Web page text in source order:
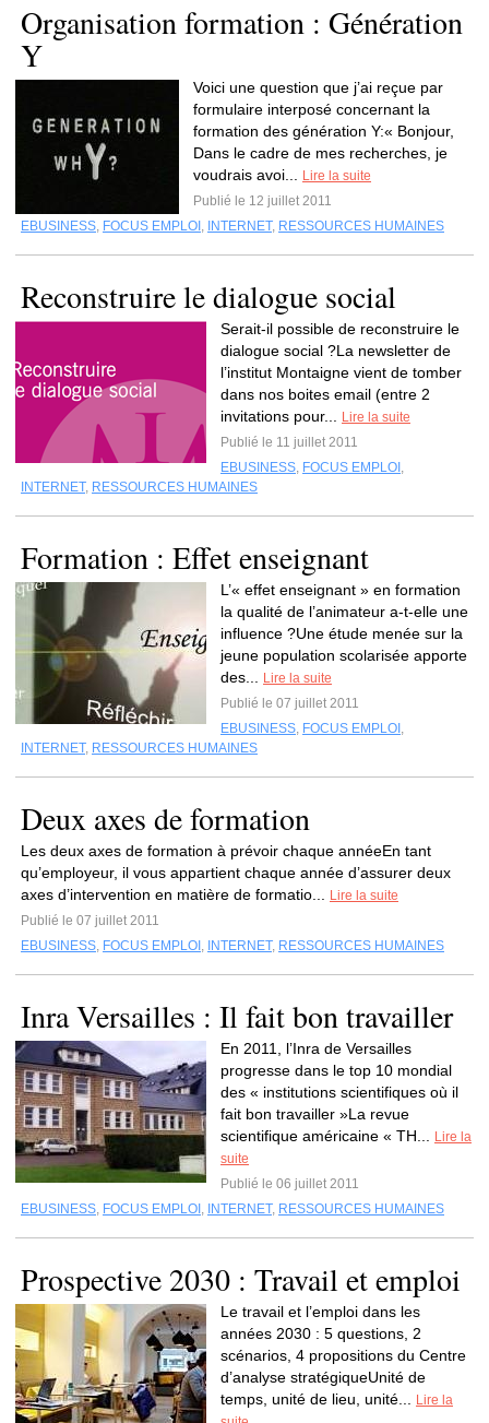
Organisation formation : Génération
Y
Voici une question que j’ai reçue par
formulaire interposé concernant la
formation des génération Y:« Bonjour,
Dans le cadre de mes recherches, je
voudrais avoi...
Lire la suite
Publié le 12 juillet 2011
EBUSINESS, FOCUS EMPLOI , INTERNET, RESSOURCES HUMAINES
Reconstruire le dialogue social
Serait-il possible de reconstruire le
dialogue social ?La newsletter de
l’institut Montaigne vient de tomber
dans nos boites email (entre 2
invitations pour...
Lire la suite
Publié le 11 juillet 2011
EBUSINESS, FOCUS EMPLOI ,
INTERNET, RESSOURCES HUMAINES
Formation : Effet enseignant
L’« effet enseignant » en formation
la qualité de l’animateur a-t-elle une
influence ?Une étude menée sur la
jeune population scolarisée apporte
des...
Lire la suite
Publié le 07 juillet 2011
EBUSINESS, FOCUS EMPLOI ,
INTERNET, RESSOURCES HUMAINES
Deux axes de formation
Les deux axes de formation à prévoir chaque annéeEn tant
qu’employeur, il vous appartient chaque année d’assurer deux
axes d’intervention en matière de formatio...
Lire la suite
Publié le 07 juillet 2011
EBUSINESS, FOCUS EMPLOI , INTERNET, RESSOURCES HUMAINES
Inra Versailles : Il fait bon travailler
En 2011, l’Inra de Versailles
progresse dans le top 10 mondial
des « institutions scientifiques où il
fait bon travailler »La revue
scientifique américaine « TH...
Lire la
suite
Publié le 06 juillet 2011
EBUSINESS, FOCUS EMPLOI , INTERNET, RESSOURCES HUMAINES
Prospective 2030 : Travail et emploi
Le travail et l’emploi dans les
années 2030 : 5 questions, 2
scénarios, 4 propositions du Centre
d’analyse stratégiqueUnité de
temps, unité de lieu, unité...
Lire la